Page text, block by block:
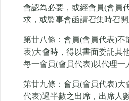
會認為必要，或經會員(會員
求，或監事會函請召集時召開
第廿八條：會員(會員代表)不
表)大會時，得以書面委託其
每一會員(會員代表)以代理一
第廿九條：會員(會員代表)大
代表)過半數之出席，出席人